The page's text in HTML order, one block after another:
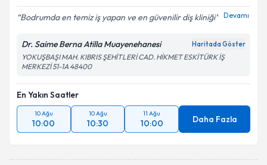
Bodrumda en temiz iş yapan ve en güvenilir diş kliniği Devamı
Dr. Saime Berna Atilla Muayenehanesi Haritada Göster
YOKUŞBAŞI MAH. KIBRIS ŞEHİTLERİ CAD. HİKMET ESKİTÜRK İŞ
MERKEZİ 51-1A 48400
En Yakın Saatler
10 Ağu
10:00
10 Ağu
10:30
11 Ağu
10:00 Daha Fazla